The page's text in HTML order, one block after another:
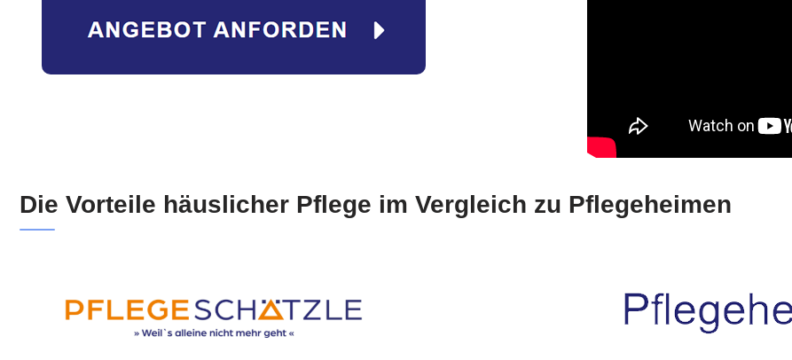
Die Vorteile häuslicher Pflege im Vergleich zu Pflegeheimen